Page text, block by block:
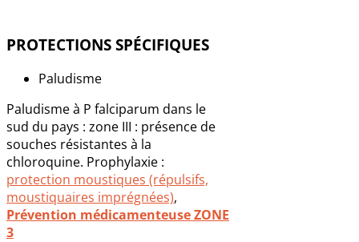
PROTECTIONS SPÉCIFIQUES
Paludisme
Paludisme à P falciparum dans le
sud du pays : zone III : présence de
souches résistantes à la
chloroquine. Prophylaxie :
protection moustiques (répulsifs,
moustiquaires imprégnées),
Prévention médicamenteuse ZONE
3